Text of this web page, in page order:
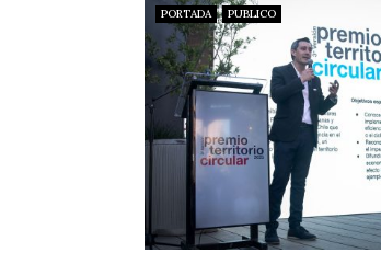
PORTADA PUBLICO